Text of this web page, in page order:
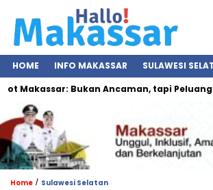
HOME INFO MAKASSAR SULAWESI
Bukan Ancaman, tapi Peluang
Home / Sulawesi Selatan